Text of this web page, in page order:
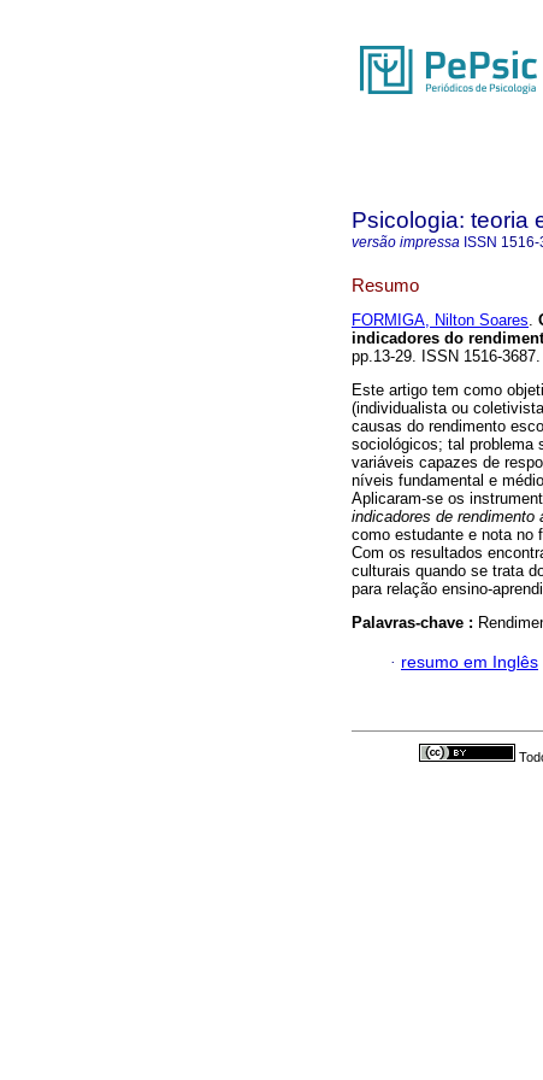
Psicologia: teoria
versão impressa ISSN 1516-
Resumo
FORMIGA, Nilton Soares.
indicadores do
pp.13-29. ISSN 1516-3687.
Este artigo tem como
(individualista ou
causas do rendimento
sociológicos; tal problema
variáveis capazes de
níveis fundamental e
Aplicaram-se os
indicadores de rendimento
como estudante e nota no
Com os resultados
culturais quando se trata
para relação ensino-
Palavras-chave :
· resumo em Inglês